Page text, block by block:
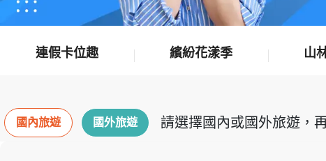
連假卡位趣 繽紛花漾季 山
國內旅遊 國外旅遊 請選擇國內或國外旅遊，